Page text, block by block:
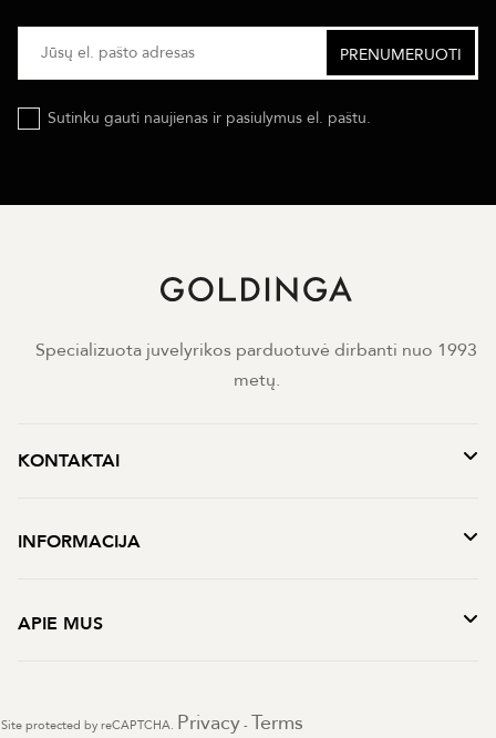
Sutinku gauti naujienas ir pasiulymus el. paštu.
Specializuota juvelyrikos parduotuvė dirbanti nuo 1993
metų.
KONTAKTAI
INFORMACIJA
APIE MUS
Site protected by reCAPTCHA. Privacy - Terms